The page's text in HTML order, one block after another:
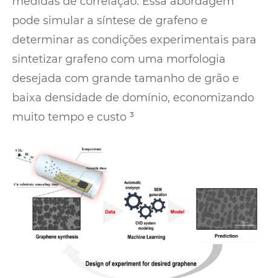
pode simular a síntese de grafeno e
determinar as condições experimentais para
sintetizar grafeno com uma morfologia
desejada com grande tamanho de grão e
baixa densidade de domínio, economizando
muito tempo e custo ³